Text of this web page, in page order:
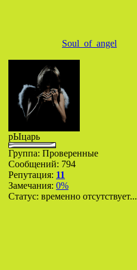
Soul_of_angel
рЫцарь
Группа: Проверенные
Сообщений: 794
Репутация: 11
Замечания: 0%
Статус: временно отсутствует...